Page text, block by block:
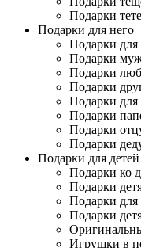
Подарки тете
Подарки для него
Подарки
Подарки
Подарки
Подарки
Подарки для
Подарки
Подарки
Подарки
Подарки для детей
Подарки ко
Подарки
Подарки для
Подарки
Игрушки в